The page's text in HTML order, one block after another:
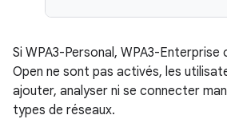
Si WPA3-Personal, WPA3-Enterprise
Open ne sont pas activés, les
ajouter, analyser ni se connecter
types de réseaux.